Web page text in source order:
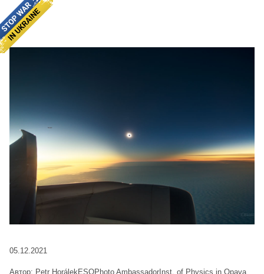
05.12.2021
Автор: Petr HorálekESOPhoto AmbassadorInst. of Physics in Opava